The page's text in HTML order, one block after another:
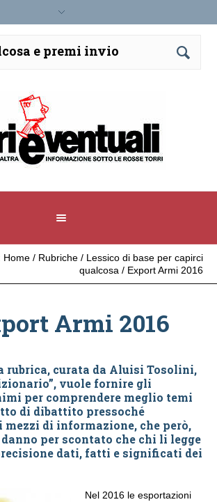
Home / Rubriche / Lessico di base per capirci
qualcosa / Export Armi 2016
Armi 2016
rubrica, curata da Aluisi Tosolini,
vuole fornire gli
per comprendere meglio temi
di dibattito pressoché
mezzi di informazione, che però,
per scontato che chi li legge
dati, fatti e significati dei
Nel 2016 le esportazioni